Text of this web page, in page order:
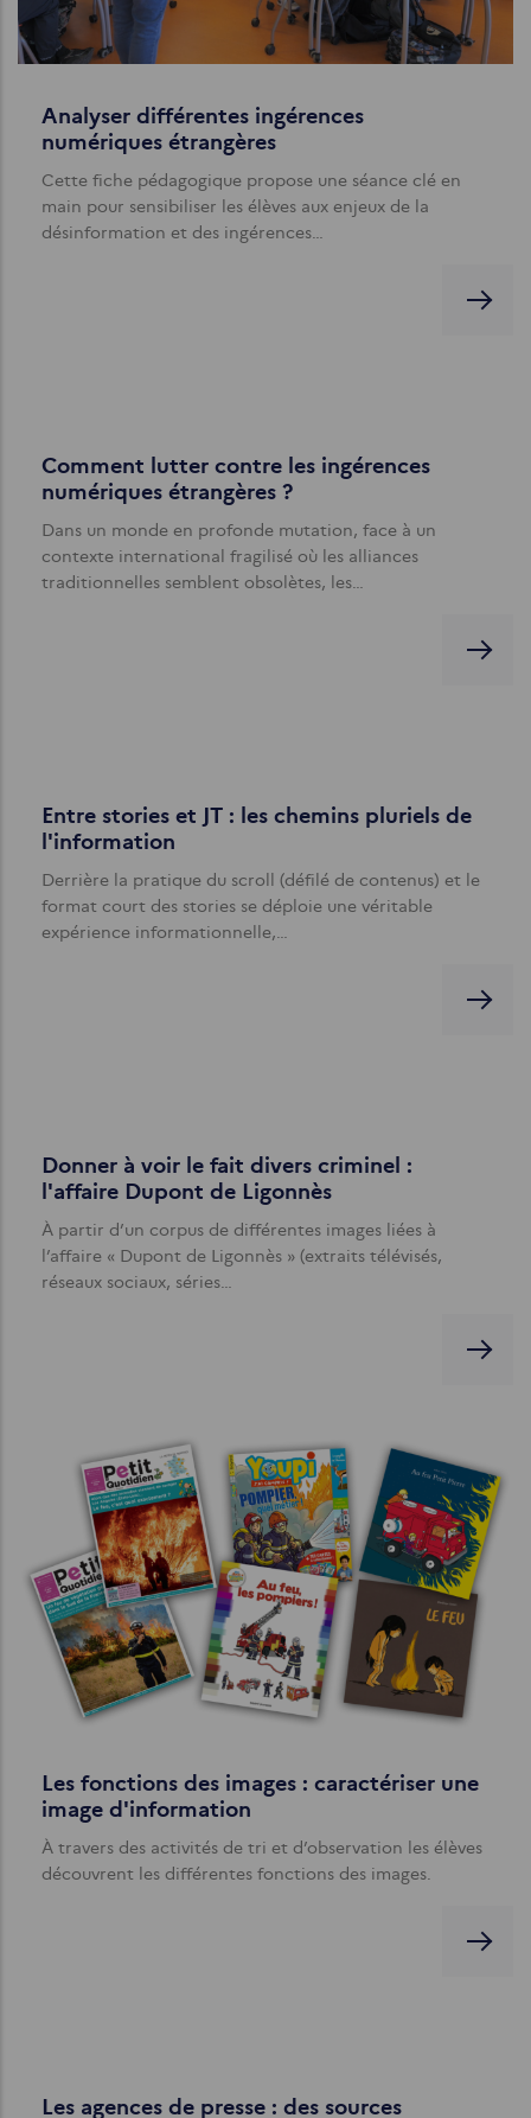
Analyser différentes ingérences
numériques étrangères
Cette fiche pédagogique propose une séance clé en
main pour sensibiliser les élèves aux enjeux de la
désinformation et des ingérences…
Comment lutter contre les ingérences
numériques étrangères ?
Dans un monde en profonde mutation, face à un
contexte international fragilisé où les alliances
traditionnelles semblent obsolètes, les…
Entre stories et JT : les chemins pluriels de
l'information
Derrière la pratique du scroll (défilé de contenus) et le
format court des stories se déploie une véritable
expérience informationnelle,…
Donner à voir le fait divers criminel :
l'affaire Dupont de Ligonnès
À partir d’un corpus de différentes images liées à
l’affaire « Dupont de Ligonnès » (extraits télévisés,
réseaux sociaux, séries…
Les fonctions des images : caractériser une
image d'information
À travers des activités de tri et d’observation les élèves
découvrent les différentes fonctions des images.
Les agences de presse : des sources